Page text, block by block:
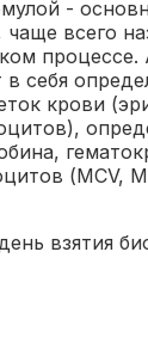
-
чаще всего
процессе.
себя
крови
(MCV,
взятия